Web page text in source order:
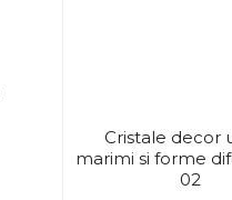
Cristale decor
marimi si forme
02